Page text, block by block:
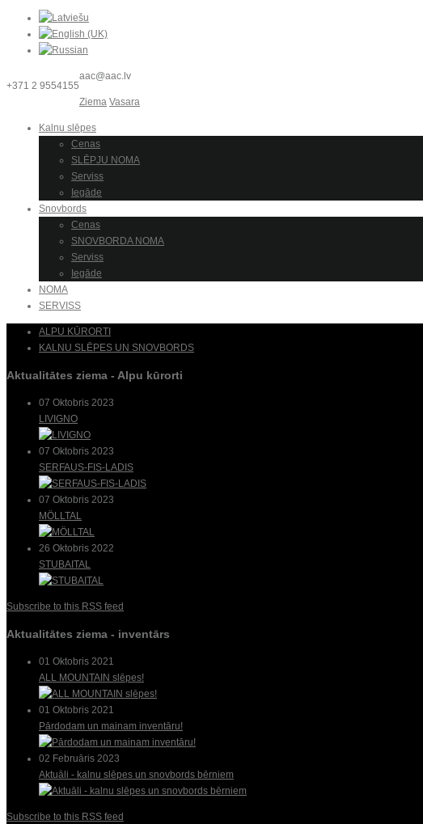
+371 2 9554155
aac@aac.lv
Ziema Vasara
Kalnu slēpes
Cenas
SLĒPJU NOMA
Serviss
Iegāde
Snovbords
Cenas
SNOVBORDA NOMA
Serviss
Iegāde
NOMA
SERVISS
ALPU KŪRORTI
KALNU SLĒPES UN SNOVBORDS
Aktualitātes ziema - Alpu kūrorti
07 Oktobris 2023
LIVIGNO
07 Oktobris 2023
SERFAUS-FIS-LADIS
07 Oktobris 2023
MÖLLTAL
26 Oktobris 2022
STUBAITAL
Subscribe to this RSS feed
Aktualitātes ziema - inventārs
01 Oktobris 2021
ALL MOUNTAIN slēpes!
01 Oktobris 2021
Pārdodam un mainam inventāru!
02 Februāris 2023
Aktuāli - kalnu slēpes un snovbords bērniem
Subscribe to this RSS feed